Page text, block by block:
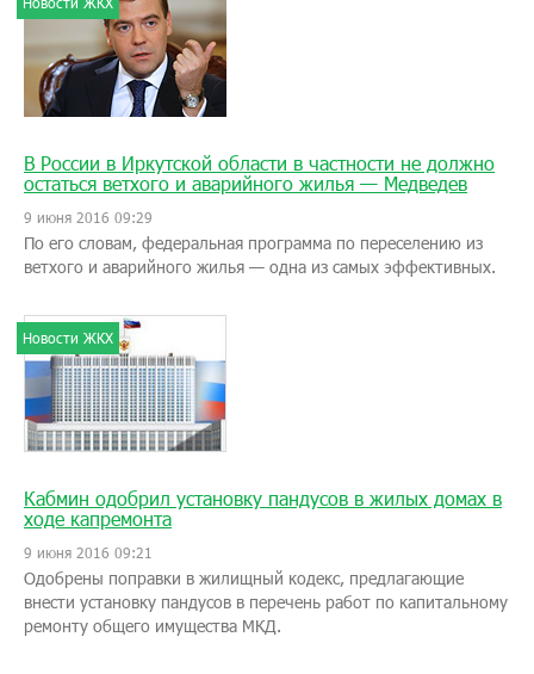
В России в Иркутской области в частности не должно
остаться ветхого и аварийного жилья — Медведев
9 июня 2016 09:29
По его словам, федеральная программа по переселению из
ветхого и аварийного жилья — одна из самых эффективных.
Новости ЖКХ
Кабмин одобрил установку пандусов в жилых домах в
ходе капремонта
9 июня 2016 09:21
Одобрены поправки в жилищный кодекс, предлагающие
внести установку пандусов в перечень работ по капитальному
ремонту общего имущества МКД.